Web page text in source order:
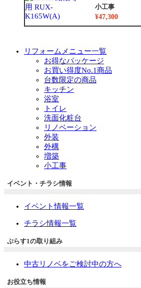
小工事
¥47,300
リフォームメニュー一覧
お得なパッケージ
お買い得度No.1商品
台数限定の商品
キッチン
浴室
トイレ
洗面化粧台
リノベーション
外装
外構
増築
小工事
イベント・チラシ情報
イベント情報一覧
チラシ情報一覧
ぷらす1の取り組み
中古リノベをご検討中の方へ
お役立ち情報